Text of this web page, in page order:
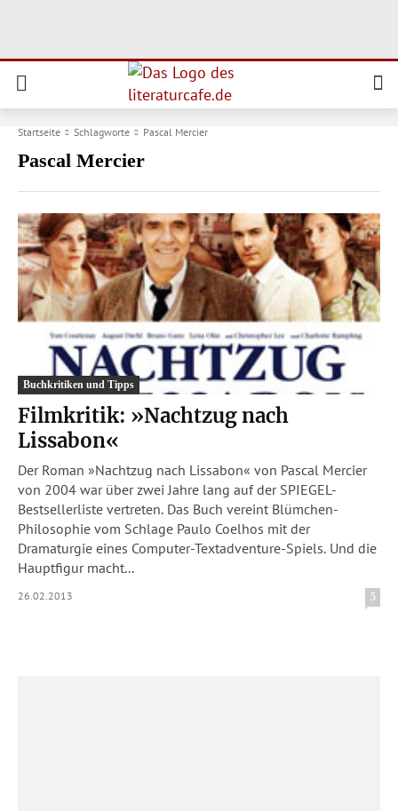
Startseite Schlagworte Pascal Mercier
Pascal Mercier
Buchkritiken und Tipps
Filmkritik: »Nachtzug nach
Lissabon«
Der Roman »Nachtzug nach Lissabon« von Pascal Mercier
von 2004 war über zwei Jahre lang auf der SPIEGEL-
Bestsellerliste vertreten. Das Buch vereint Blümchen-
Philosophie vom Schlage Paulo Coelhos mit der
Dramaturgie eines Computer-Textadventure-Spiels. Und die
Hauptfigur macht...
26.02.2013 5